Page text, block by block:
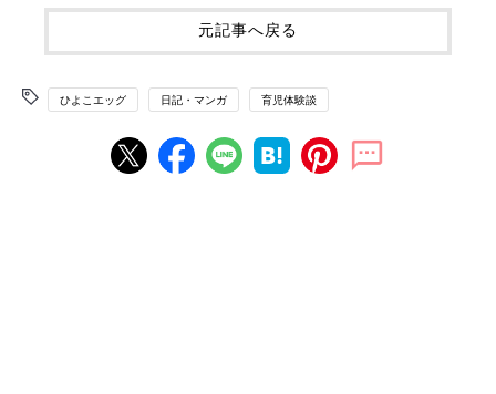
元記事へ戻る
ひよこエッグ 日記・マンガ 育児体験談